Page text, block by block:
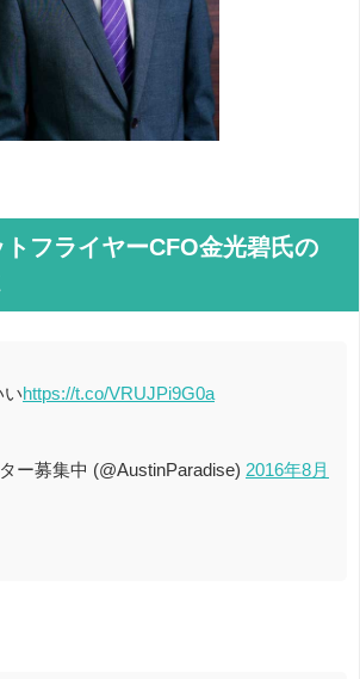
トフライヤーCFO金光碧氏の
いhttps://t.co/VRUJPi9G0a
ー募集中 (@AustinParadise) 2016年8月